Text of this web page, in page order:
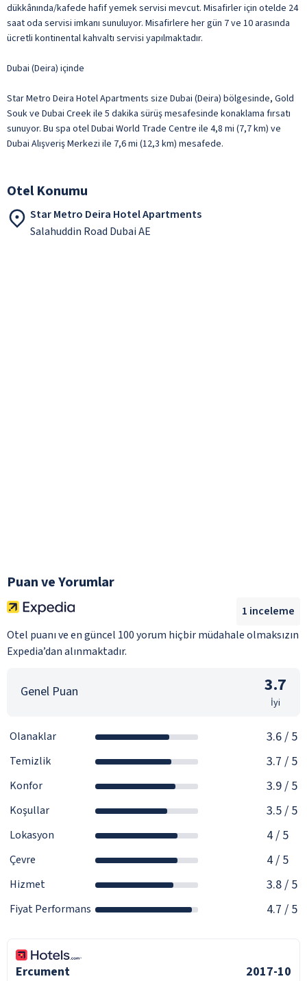
dükkânında/kafede hafif yemek servisi mevcut. Misafirler için otelde 24
saat oda servisi imkanı sunuluyor. Misafirlere her gün 7 ve 10 arasında
ücretli kontinental kahvaltı servisi yapılmaktadır.
Dubai (Deira) içinde
Star Metro Deira Hotel Apartments size Dubai (Deira) bölgesinde, Gold
Souk ve Dubai Creek ile 5 dakika sürüş mesafesinde konaklama fırsatı
sunuyor. Bu spa otel Dubai World Trade Centre ile 4,8 mi (7,7 km) ve
Dubai Alışveriş Merkezi ile 7,6 mi (12,3 km) mesafede.
Otel Konumu
Star Metro Deira Hotel Apartments
Salahuddin Road Dubai AE
Puan ve Yorumlar
Otel puanı ve en güncel 100 yorum hiçbir müdahale olmaksızın
Expedia’dan alınmaktadır.
1 inceleme
Genel Puan 3.7
İyi
Olanaklar 3.6/ 5
Temizlik 3.7 / 5
Konfor 3.9/ 5
Koşullar 3.5/ 5
Lokasyon 4/ 5
Çevre 4/ 5
Hizmet 3.8/ 5
Fiyat Performans 4.7 / 5
Ercument 2017-10